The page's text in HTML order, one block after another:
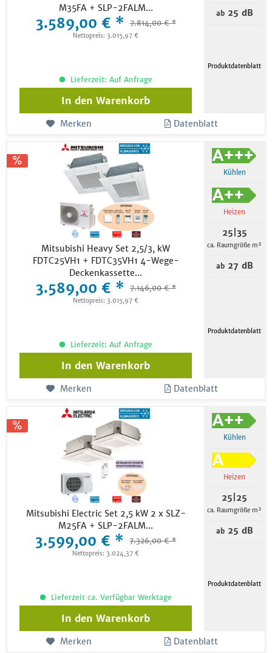
M35FA + SLP-2FALM...
3.589,00 € * 7.814,00 € *
Nettopreis: 3.015,97 €
ab25 dB
Produktdatenblatt
Lieferzeit: Auf Anfrage
In den Warenkorb
Merken Datenblatt
Mitsubishi Heavy Set 2,5/3, kW
FDTC25VH1 + FDTC35VH1 4-Wege-
Deckenkassette...
3.589,00 € * 7.146,00 € *
Nettopreis: 3.015,97 €
Kühlen
Heizen
25|35
ca. Raumgröße m²
ab27 dB
Produktdatenblatt
Lieferzeit: Auf Anfrage
In den Warenkorb
Merken Datenblatt
Mitsubishi Electric Set 2,5 kW 2 x SLZ-
M25FA + SLP-2FALM...
3.599,00 € * 7.326,00 € *
Nettopreis: 3.024,37 €
Kühlen
Heizen
25|25
ca. Raumgröße m²
ab25 dB
Produktdatenblatt
Lieferzeit ca. Verfügbar Werktage
In den Warenkorb
Merken Datenblatt